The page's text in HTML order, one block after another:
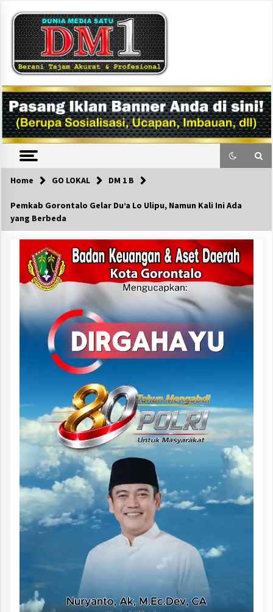
content
DM1
Home GO LOKAL DM 1 B
Pemkab Gorontalo Gelar Du’a Lo Ulipu, Namun Kali Ini Ada
yang Berbeda